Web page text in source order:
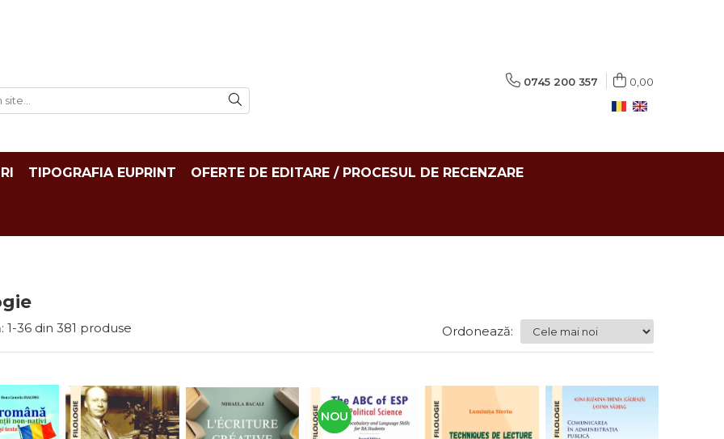
0745 200 357 0,00
TIPOGRAFIA EUPRINT OFERTE DE EDITARE / PROCESUL DE RECENZARE
1-36 din 381 produse Ordonează:
NOU